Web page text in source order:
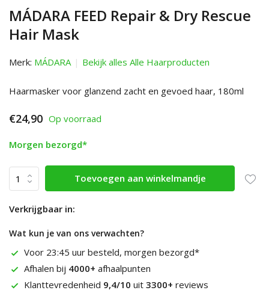
MÁDARA FEED Repair & Dry Rescue
Hair Mask
Merk: MÁDARA Bekijk alles Alle Haarproducten
Haarmasker voor glanzend zacht en gevoed haar, 180ml
€24,90 Op voorraad
Morgen bezorgd*
Toevoegen aan winkelmandje
Verkrijgbaar in:
Wat kun je van ons verwachten?
Voor 23:45 uur besteld, morgen bezorgd*
Afhalen bij 4000+ afhaalpunten
Klanttevredenheid 9,4/10 uit 3300+ reviews